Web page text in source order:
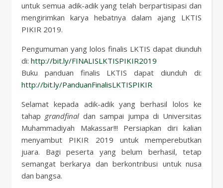
untuk semua adik-adik yang telah berpartisipasi dan
mengirimkan karya hebatnya dalam ajang LKTIS
PIKIR 2019.
Pengumuman yang lolos finalis LKTIS dapat diunduh
di: http://bit.ly/FINALISLKTISPIKIR2019
Buku panduan finalis LKTIS dapat diunduh di:
http://bit.ly/PanduanFinalisLKTISPIKIR
Selamat kepada adik-adik yang berhasil lolos ke
tahap grandfinal dan sampai jumpa di Universitas
Muhammadiyah Makassar!!! Persiapkan diri kalian
menyambut PIKIR 2019 untuk memperebutkan
juara. Bagi peserta yang belum berhasil, tetap
semangat berkarya dan berkontribusi untuk nusa
dan bangsa.